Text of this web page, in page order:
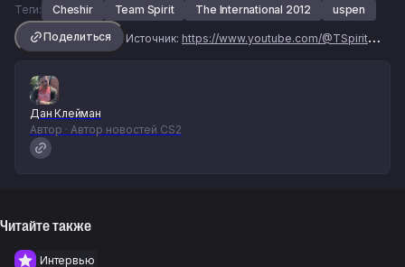
Теги: Cheshir Team Spirit The International 2012
uspen
Поделиться
Источник: https://www.youtube.com/@TSpiritStories
Дан Клейман
Автор · Автор новостей CS2
Читайте также
Интервью